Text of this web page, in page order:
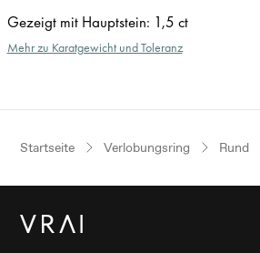
Gezeigt mit Hauptstein: 1,5 ct
Mehr zu Karatgewicht und Toleranz
Startseite Verlobungsring Rund